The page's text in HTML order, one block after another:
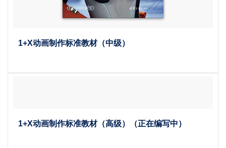
1+X动画制作标准教材（中级）
1+X动画制作标准教材（高级）（正在编写中）